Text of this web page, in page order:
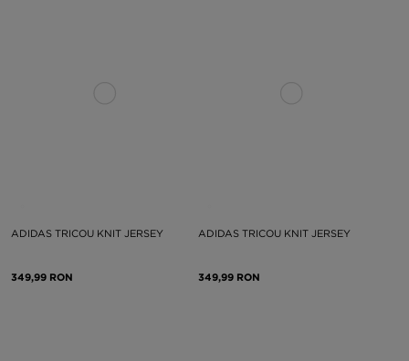
ADIDAS TRICOU KNIT JERSEY
349,99 RON
ADIDAS TRICOU KNIT JERSEY
349,99 RON